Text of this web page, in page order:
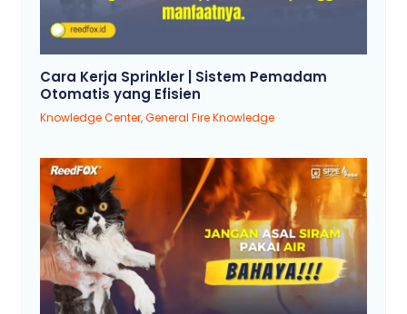
Cara Kerja Sprinkler | Sistem Pemadam
Otomatis yang Efisien
Knowledge Center,General Fire Knowledge